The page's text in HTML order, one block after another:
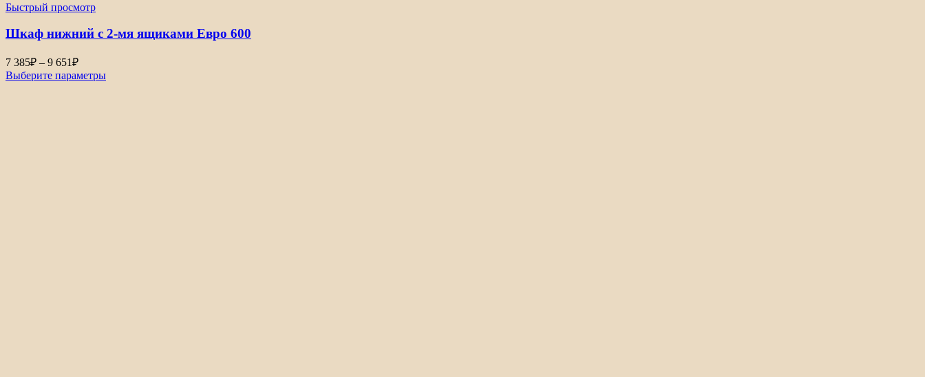
5
Быстрый просмотр
Шкаф нижний с 2-мя ящиками Евро 600
7 385₽ – 9 651₽Диапазон
цен:
7
Выберите параметры